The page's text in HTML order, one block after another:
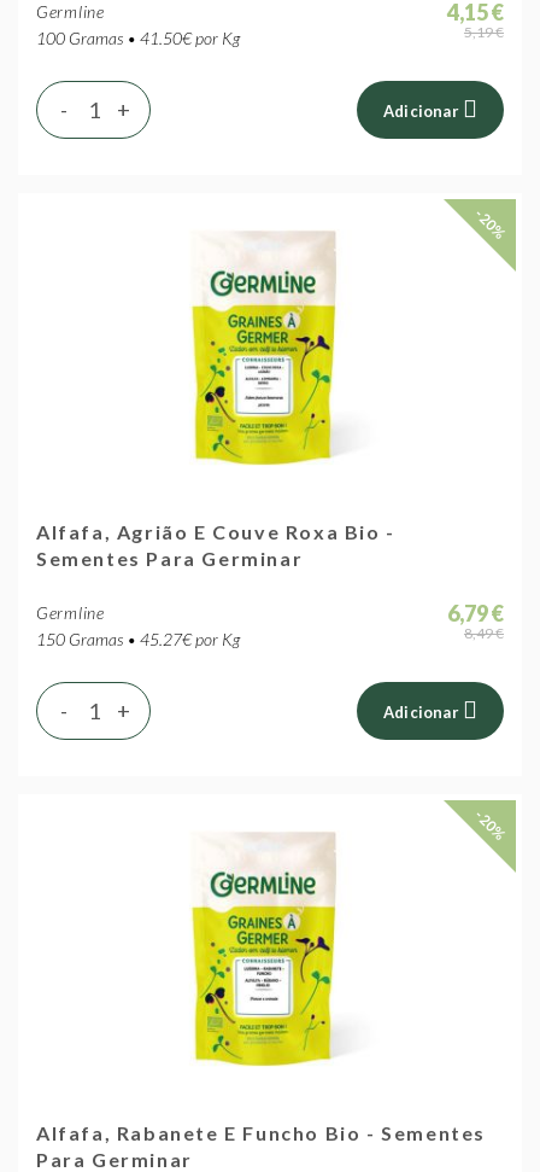
Germline
100 Gramas • 41.50€ por Kg
4,15 €
5,19 €
+
- Adicionar
-20%
Alfafa, Agrião E Couve Roxa Bio -
Sementes Para Germinar
Germline
150 Gramas • 45.27€ por Kg
6,79 €
8,49 €
+
- Adicionar
-20%
Alfafa, Rabanete E Funcho Bio - Sementes
Para Germinar